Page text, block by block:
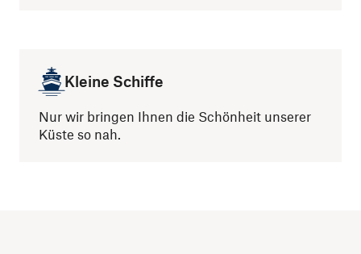
Kleine Schiffe
Nur wir bringen Ihnen die Schönheit unserer
Küste so nah.